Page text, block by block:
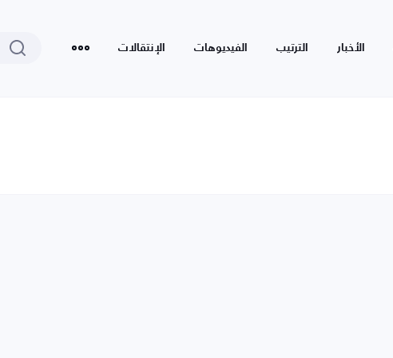
الأخبار الترتيب الفيديوهات الإنتقالات